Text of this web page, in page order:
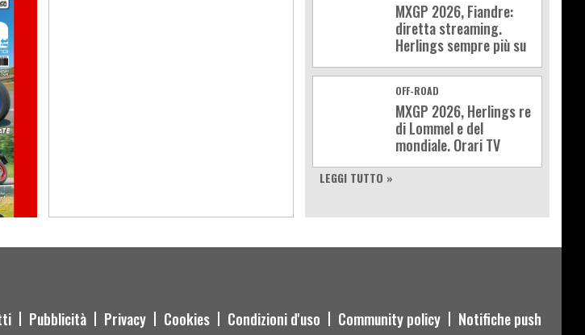
MXGP 2026, Fiandre:
diretta streaming.
Herlings sempre più su
OFF-ROAD
MXGP 2026, Herlings re
di Lommel e del
mondiale. Orari TV
LEGGI TUTTO »
Pubblicità Privacy Cookies Condizioni d'uso Community policy Notifiche push